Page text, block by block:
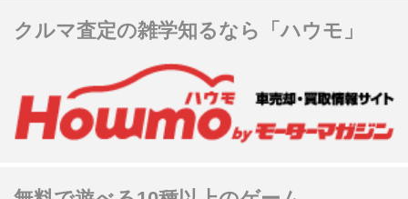
クルマ査定の雑学知るなら「ハウモ」